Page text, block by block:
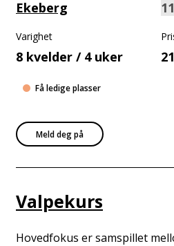
Ekeberg
Varighet
8 kvelder / 4 uker
Meld deg på
Få ledige plasser
Valpekurs
Hovedfokus er samspillet